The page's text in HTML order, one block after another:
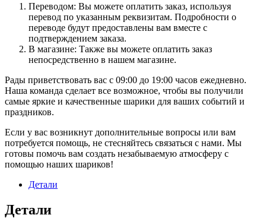
Переводом: Вы можете оплатить заказ, используя
перевод по указанным реквизитам. Подробности о
переводе будут предоставлены вам вместе с
подтверждением заказа.
В магазине: Также вы можете оплатить заказ
непосредственно в нашем магазине.
Рады приветствовать вас с 09:00 до 19:00 часов ежедневно.
Наша команда сделает все возможное, чтобы вы получили
самые яркие и качественные шарики для ваших событий и
праздников.
Если у вас возникнут дополнительные вопросы или вам
потребуется помощь, не стесняйтесь связаться с нами. Мы
готовы помочь вам создать незабываемую атмосферу с
помощью наших шариков!
Детали
Детали